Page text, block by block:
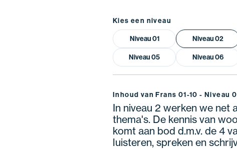
Kies een niveau
Niveau 01 Niveau 02
Niveau 05 Niveau 06
Inhoud van Frans 01-10 - Niveau
In niveau 2 werken we net
thema's. De kennis van
komt aan bod d.m.v. de 4
luisteren, spreken en